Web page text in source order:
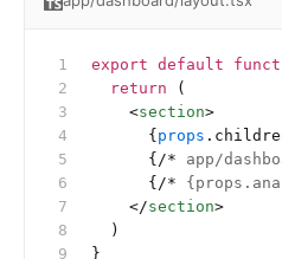
export default
  return
(
    <
section>
      {
props
      {
/* app/
      {
/*
    </
section>
  )
}